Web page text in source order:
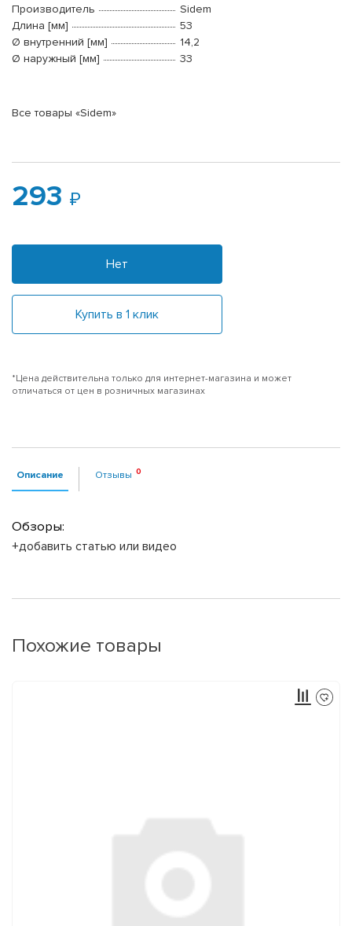
Производитель
Sidem
Длина [мм]
53
Ø внутренний [мм]
14,2
Ø наружный [мм]
33
Все товары «Sidem»
293
Нет
Купить в 1 клик
*Цена действительна только для интернет-магазина и может
отличаться от цен в розничных магазинах
Описание Отзывы
Обзоры:
+добавить статью или видео
Похожие товары